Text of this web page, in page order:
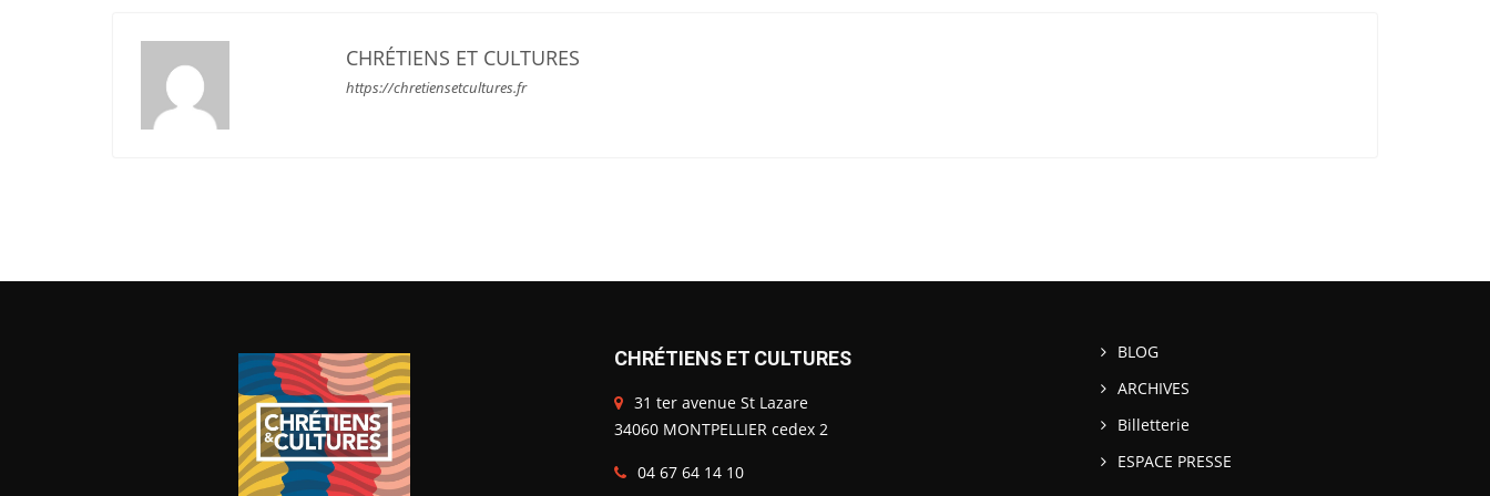
CHRÉTIENS ET CULTURES
https://chretiensetcultures.fr
CHRÉTIENS ET CULTURES
31 ter avenue St Lazare
34060 MONTPELLIER cedex 2
04 67 64 14 10
BLOG
ARCHIVES
Billetterie
ESPACE PRESSE